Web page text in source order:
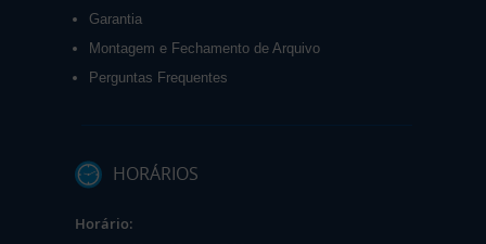
Garantia
Montagem e Fechamento de Arquivo
Perguntas Frequentes
HORÁRIOS
Horário: